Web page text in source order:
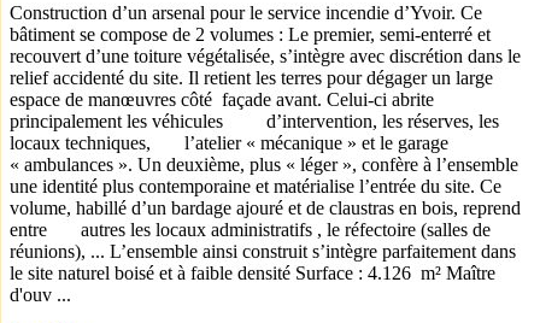
Construction d’un arsenal pour le service incendie d’Yvoir. Ce
bâtiment se compose de 2 volumes : Le premier, semi-enterré et
recouvert d’une toiture végétalisée, s’intègre avec discrétion dans le
relief accidenté du site. Il retient les terres pour dégager un large
espace de manœuvres côté façade avant. Celui-ci abrite
principalement les véhicules d’intervention, les réserves, les
locaux techniques, l’atelier « mécanique » et le garage
« ambulances ». Un deuxième, plus « léger », confère à l’ensemble
une identité plus contemporaine et matérialise l’entrée du site. Ce
volume, habillé d’un bardage ajouré et de claustras en bois, reprend
entre autres les locaux administratifs , le réfectoire (salles de
réunions), ... L’ensemble ainsi construit s’intègre parfaitement dans
le site naturel boisé et à faible densité Surface : 4.126 m² Maître
d'ouv ...